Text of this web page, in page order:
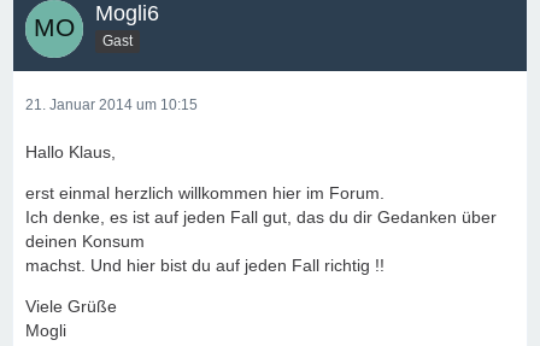
Mogli6
Gast
21. Januar 2014 um 10:15
Hallo Klaus,
erst einmal herzlich willkommen hier im Forum.
Ich denke, es ist auf jeden Fall gut, das du dir Gedanken über
deinen Konsum
machst. Und hier bist du auf jeden Fall richtig !!
Viele Grüße
Mogli